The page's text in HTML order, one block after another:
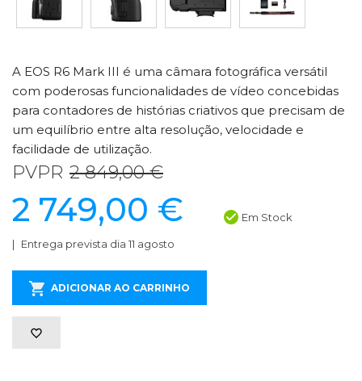
A EOS R6 Mark III é uma câmara fotográfica versátil
com poderosas funcionalidades de vídeo concebidas
para contadores de histórias criativos que precisam de
um equilíbrio entre alta resolução, velocidade e
facilidade de utilização.
PVPR 2 849,00 €
2 749,00 € Em Stock
Entrega prevista dia 11 agosto
ADICIONAR AO CARRINHO